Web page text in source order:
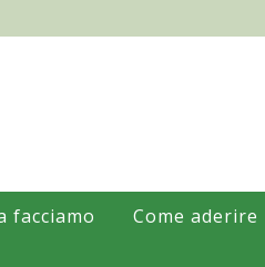
facciamo Come aderire